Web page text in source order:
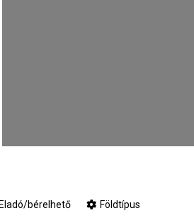
Eladó/bérelhető Földtípus